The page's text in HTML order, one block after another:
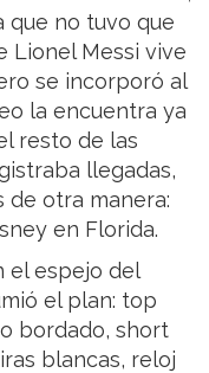
que no tuvo que
Lionel Messi vive
se incorporó al
la encuentra ya
resto de las
llegadas,
de otra manera:
en Florida.
el espejo del
el plan: top
bordado, short
blancas, reloj